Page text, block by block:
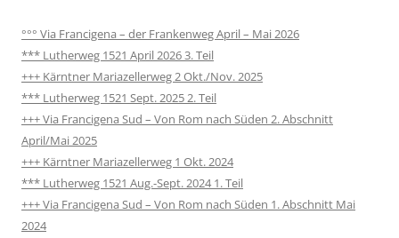
°°° Via Francigena – der Frankenweg April – Mai 2026
*** Lutherweg 1521 April 2026 3. Teil
+++ Kärntner Mariazellerweg 2 Okt./Nov. 2025
*** Lutherweg 1521 Sept. 2025 2. Teil
+++ Via Francigena Sud – Von Rom nach Süden 2. Abschnitt
April/Mai 2025
+++ Kärntner Mariazellerweg 1 Okt. 2024
*** Lutherweg 1521 Aug.-Sept. 2024 1. Teil
+++ Via Francigena Sud – Von Rom nach Süden 1. Abschnitt Mai
2024